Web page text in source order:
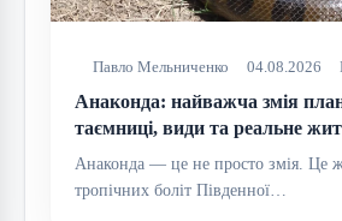
Павло Мельниченко 04.08.2026
Анаконда: найважча змія
таємниці, види та реальне
Анаконда — це не просто змія. Це
тропічних боліт Південної…